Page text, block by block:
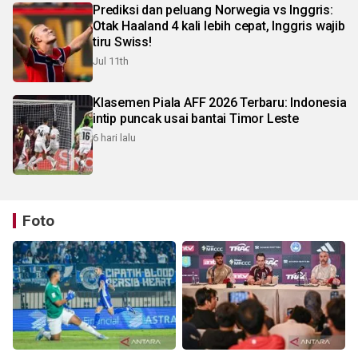
Prediksi dan peluang Norwegia vs Inggris:
Otak Haaland 4 kali lebih cepat, Inggris wajib
tiru Swiss!
Jul 11th
Klasemen Piala AFF 2026 Terbaru: Indonesia
intip puncak usai bantai Timor Leste
6 hari lalu
Foto